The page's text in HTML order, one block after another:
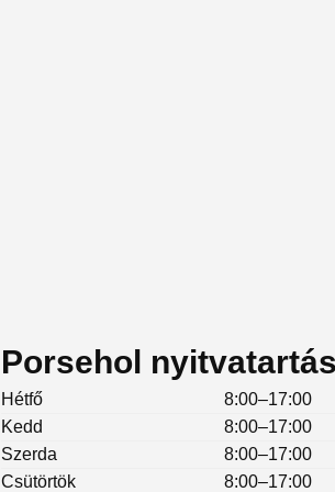
Porsehol
Hétfő
8:00–17:00
Kedd
8:00–17:00
Szerda
8:00–17:00
Csütörtök
8:00–17:00